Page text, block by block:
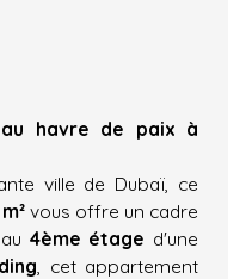
havre de paix à
ville de Dubaï, ce
vous offre un cadre
4ème étage d'une
, cet appartement